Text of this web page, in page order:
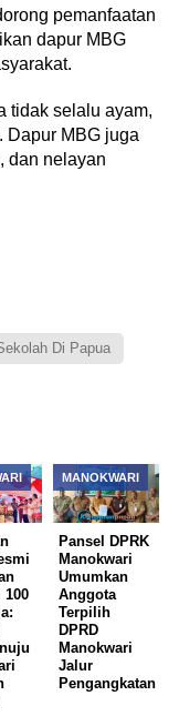
pemanfaatan
dapur MBG
tidak selalu ayam,
Dapur MBG juga
dan nelayan
Di Papua
100
MANOKWARI
Pansel DPRK
Manokwari
Umumkan
Anggota
Terpilih
DPRD
Manokwari
Jalur
Pengangkatan